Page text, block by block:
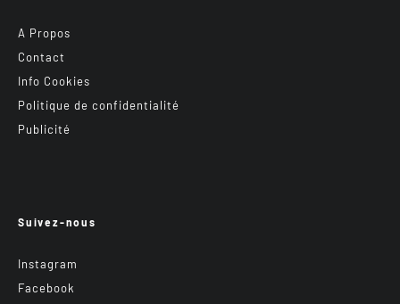
A Propos
Contact
Info Cookies
Politique de confidentialité
Publicité
Suivez-nous
Instagram
Facebook